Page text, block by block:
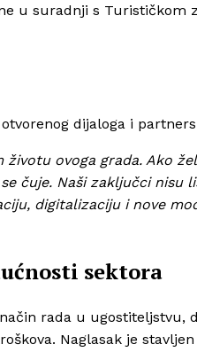
u suradnji s Turističkom
dijaloga i
ovoga grada. Ako
čuje. Naši zaključci nisu
digitalizaciju i nove
sektora
rada u ugostiteljstvu,
Naglasak je